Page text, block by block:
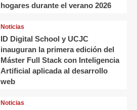
hogares durante el verano 2026
Noticias
ID Digital School y UCJC
inauguran la primera edición del
Máster Full Stack con Inteligencia
Artificial aplicada al desarrollo
web
Noticias